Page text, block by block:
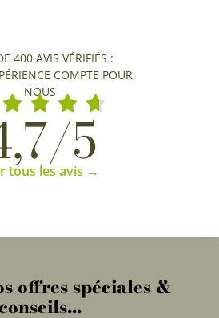
400 AVIS VÉRIFIÉS :
COMPTE POUR
NOUS
5
tous les avis →
offres spéciales &